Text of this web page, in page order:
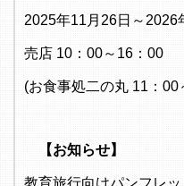
2025年11月26日～2026
売店 10：00～16：00
(お食事処二の丸 11：
【お知らせ】
教育旅行向けパンフレッ